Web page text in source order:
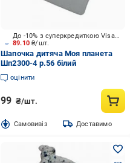
89.10₴/шт.
До -10% з суперкредиткою Visa Вигода
Шапочка дитяча Моя планета
Шп2300-4 р.56 білий
оцінити
99 ₴/шт.
Cамовивіз Доставимо